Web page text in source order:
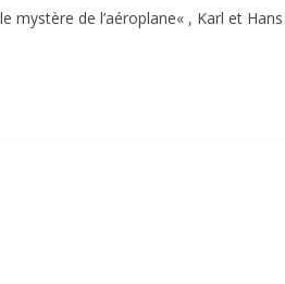
mystère de l’aéroplane« , Karl et